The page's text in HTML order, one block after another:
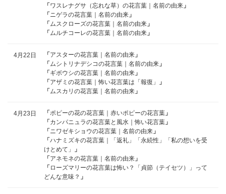
「ワスレナグサ（忘れな草）の花言葉｜名前の由来 」
「ニゲラの花言葉｜名前の由来 」
「ムスクローズの花言葉｜名前の由来 」
「ムルチコーレの花言葉｜名前の由来 」
4月22日 「アスターの花言葉｜名前の由来 」
「ムシトリナデシコの花言葉｜名前の由来 」
「ギボウシの花言葉｜名前の由来 」
「アザミの花言葉｜怖い花言葉は「報復」
」
「ムスカリの花言葉｜名前の由来 」
4月23日 「ポピーの花の花言葉｜赤いポピーの花言葉 」
「カンパニュラの花言葉と風水｜怖い花言葉 」
「ニワゼキショウの花言葉｜名前の由来 」
「ハナミズキの花言葉｜「返礼」「永続性」「私の想いを受
けとめて」
」
「アネモネの花言葉｜名前の由来 」
「ローズマリーの花言葉は怖い？「貞節（テイセツ）」って
どんな意味？ 」